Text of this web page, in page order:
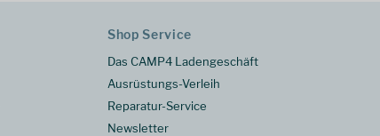
Shop Service
Das CAMP4 Ladengeschäft
Ausrüstungs-Verleih
Reparatur-Service
Newsletter